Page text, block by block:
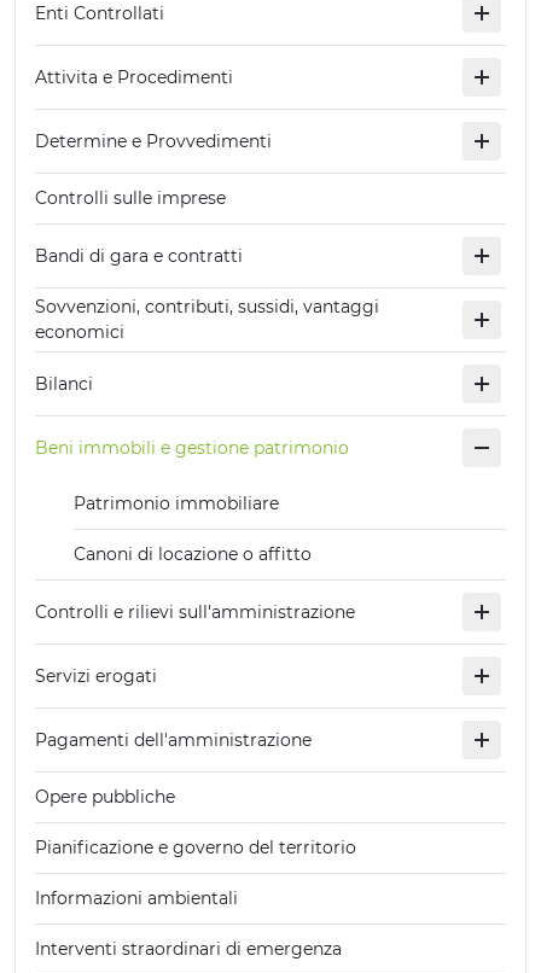
Enti Controllati
Attivita e Procedimenti
Determine e Provvedimenti
Controlli sulle imprese
Bandi di gara e contratti
Sovvenzioni, contributi, sussidi, vantaggi
economici
Bilanci
Beni immobili e gestione patrimonio
Patrimonio immobiliare
Canoni di locazione o affitto
Controlli e rilievi sull'amministrazione
Servizi erogati
Pagamenti dell'amministrazione
Opere pubbliche
Pianificazione e governo del territorio
Informazioni ambientali
Interventi straordinari di emergenza